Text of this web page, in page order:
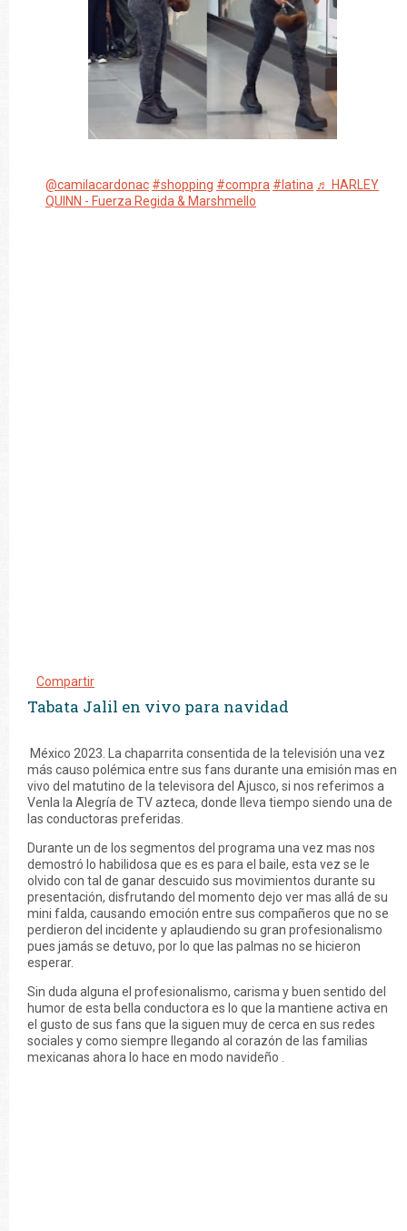
@camilacardonac #shopping #compra #latina ♬ HARLEY
QUINN - Fuerza Regida & Marshmello
Compartir
Tabata Jalil en vivo para navidad
México 2023. La chaparrita consentida de la televisión una vez
más causo polémica entre sus fans durante una emisión mas en
vivo del matutino de la televisora del Ajusco, si nos referimos a
Venla la Alegría de TV azteca, donde lleva tiempo siendo una de
las conductoras preferidas.
Durante un de los segmentos del programa una vez mas nos
demostró lo habilidosa que es es para el baile, esta vez se le
olvido con tal de ganar descuido sus movimientos durante su
presentación, disfrutando del momento dejo ver mas allá de su
mini falda, causando emoción entre sus compañeros que no se
perdieron del incidente y aplaudiendo su gran profesionalismo
pues jamás se detuvo, por lo que las palmas no se hicieron
esperar.
Sin duda alguna el profesionalismo, carisma y buen sentido del
humor de esta bella conductora es lo que la mantiene activa en
el gusto de sus fans que la siguen muy de cerca en sus redes
sociales y como siempre llegando al corazón de las familias
mexicanas ahora lo hace en modo navideño .